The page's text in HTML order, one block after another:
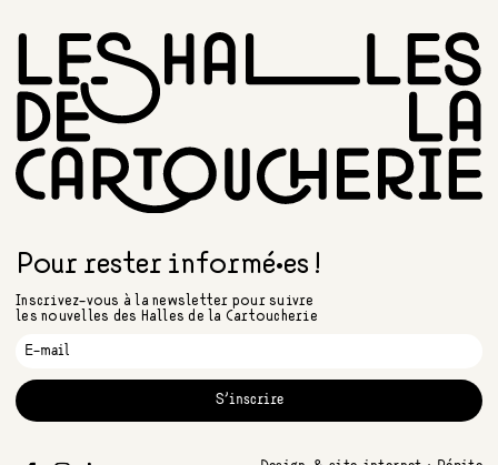
Pour rester informé•es !
Inscrivez-vous à la newsletter pour suivre
les nouvelles des Halles de la Cartoucherie
S'inscrire